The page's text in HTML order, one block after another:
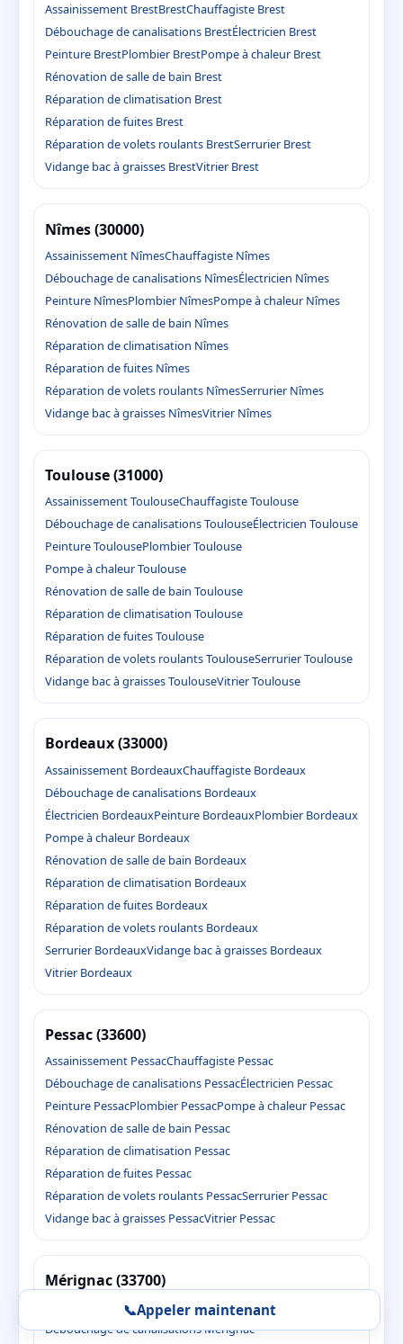
Assainissement BrestBrestChauffagiste Brest
Débouchage de canalisations BrestÉlectricien Brest
Peinture BrestPlombier BrestPompe à chaleur Brest
Rénovation de salle de bain Brest
Réparation de climatisation Brest
Réparation de fuites Brest
Réparation de volets roulants BrestSerrurier Brest
Vidange bac à graisses BrestVitrier Brest
Nîmes (30000)
Assainissement NîmesChauffagiste Nîmes
Débouchage de canalisations NîmesÉlectricien Nîmes
Peinture NîmesPlombier NîmesPompe à chaleur Nîmes
Rénovation de salle de bain Nîmes
Réparation de climatisation Nîmes
Réparation de fuites Nîmes
Réparation de volets roulants NîmesSerrurier Nîmes
Vidange bac à graisses NîmesVitrier Nîmes
Toulouse (31000)
Assainissement ToulouseChauffagiste Toulouse
Débouchage de canalisations ToulouseÉlectricien Toulouse
Peinture ToulousePlombier Toulouse
Pompe à chaleur Toulouse
Rénovation de salle de bain Toulouse
Réparation de climatisation Toulouse
Réparation de fuites Toulouse
Réparation de volets roulants ToulouseSerrurier Toulouse
Vidange bac à graisses ToulouseVitrier Toulouse
Bordeaux (33000)
Assainissement BordeauxChauffagiste Bordeaux
Débouchage de canalisations Bordeaux
Électricien BordeauxPeinture BordeauxPlombier Bordeaux
Pompe à chaleur Bordeaux
Rénovation de salle de bain Bordeaux
Réparation de climatisation Bordeaux
Réparation de fuites Bordeaux
Réparation de volets roulants Bordeaux
Serrurier BordeauxVidange bac à graisses Bordeaux
Vitrier Bordeaux
Pessac (33600)
Assainissement PessacChauffagiste Pessac
Débouchage de canalisations PessacÉlectricien Pessac
Peinture PessacPlombier PessacPompe à chaleur Pessac
Rénovation de salle de bain Pessac
Réparation de climatisation Pessac
Réparation de fuites Pessac
Réparation de volets roulants PessacSerrurier Pessac
Vidange bac à graisses PessacVitrier Pessac
Mérignac (33700)
Assainissement MérignacChauffagiste Mérignac
Débouchage de canalisations Mérignac
📞Appeler maintenant